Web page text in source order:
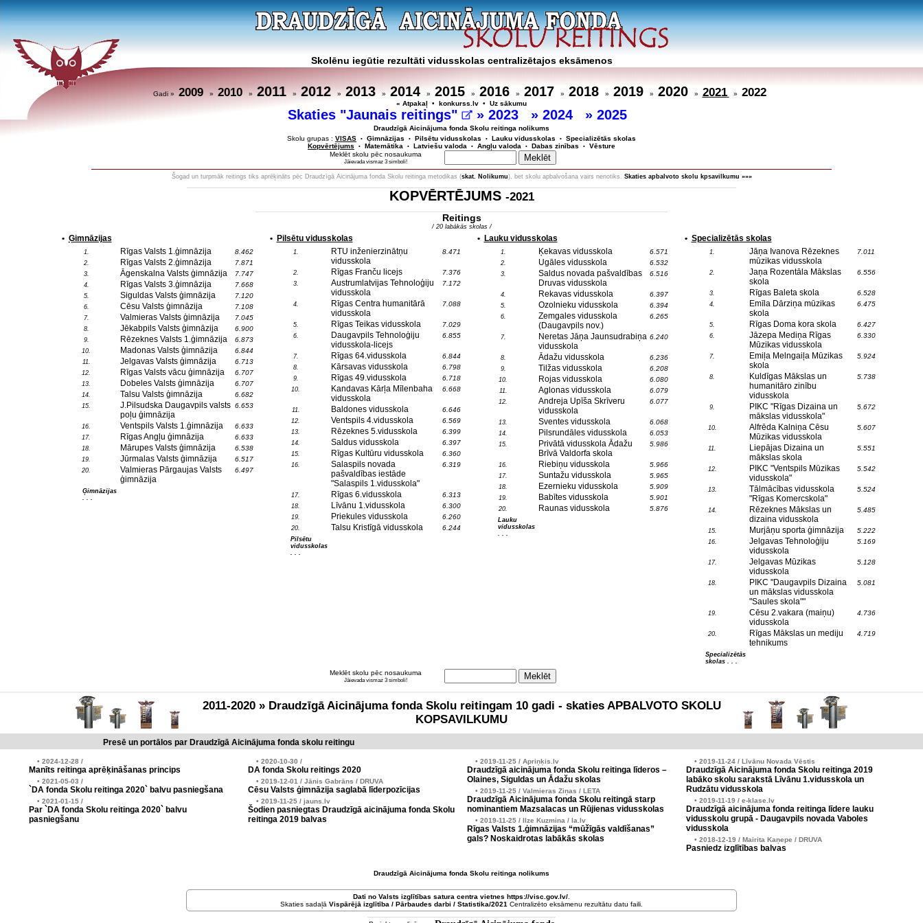
Skolēnu iegūtie rezultāti vidusskolas centralizētajos eksāmenos
Gadi » 2009 » 2010 » 2011 » 2012 » 2013 » 2014 » 2015 » 2016 » 2017 » 2018 » 2019 » 2020 » 2021 » 2022
« Atpakaļ • konkurss.lv • Uz sākumu
Skaties "Jaunais reitings" » 2023 » 2024 » 2025
Draudzīgā Aicinājuma fonda Skolu reitinga nolikums
Skolu grupas : VISAS • Ģimnāzijas • Pilsētu vidusskolas • Lauku vidusskolas • Specializētās skolas
Kopvērtējums
• Matemātika • Latviešu valoda • Angļu valoda • Dabas zinības • Vēsture
Meklēt skolu pēc nosaukuma
Jāievada vismaz 3 simboli!
Šogad un turpmāk reitings tiks aprēķināts pēc Draudzīgā Aicinājuma fonda Skolu reitinga metodikas (skat. Nolikumu), bet skolu apbalvošana vairs nenotiks. Skaties apbalvoto skolu kpsavilkumu »»»
KOPVĒRTĒJUMS -2021
Reitings
/ 20 labākās skolas /
• Ģimnāzijas
1. Rīgas Valsts 1.ģimnāzija 8.462
2. Rīgas Valsts 2.ģimnāzija 7.871
3. Āgenskalna Valsts ģimnāzija 7.747
4. Rīgas Valsts 3.ģimnāzija 7.668
5. Siguldas Valsts ģimnāzija 7.120
6. Cēsu Valsts ģimnāzija 7.108
7. Valmieras Valsts ģimnāzija 7.045
8. Jēkabpils Valsts ģimnāzija 6.900
9. Rēzeknes Valsts 1.ģimnāzija 6.873
10. Madonas Valsts ģimnāzija 6.844
11. Jelgavas Valsts ģimnāzija 6.713
12. Rīgas Valsts vācu ģimnāzija 6.707
13. Dobeles Valsts ģimnāzija 6.707
14. Talsu Valsts ģimnāzija 6.682
15.
J.Pilsudska Daugavpils valsts
poļu ģimnāzija
6.653
16. Ventspils Valsts 1.ģimnāzija 6.633
17. Rīgas Angļu ģimnāzija 6.633
18. Mārupes Valsts ģimnāzija 6.538
19. Jūrmalas Valsts ģimnāzija 6.517
20.
Valmieras Pārgaujas Valsts
ģimnāzija
6.497
Ģimnāzijas
. . .
• Pilsētu vidusskolas
1.
RTU inženierzinātņu
vidusskola
8.471
2. Rīgas Franču licejs 7.376
3.
Austrumlatvijas Tehnoloģiju
vidusskola
7.172
4.
Rīgas Centra humanitārā
vidusskola
7.088
5. Rīgas Teikas vidusskola 7.029
6.
Daugavpils Tehnoloģiju
vidusskola-licejs
6.855
7. Rīgas 64.vidusskola 6.844
8. Kārsavas vidusskola 6.798
9. Rīgas 49.vidusskola 6.718
10.
Kandavas Kārļa Mīlenbaha
vidusskola
6.668
11. Baldones vidusskola 6.646
12. Ventspils 4.vidusskola 6.569
13. Rēzeknes 5.vidusskola 6.399
14. Saldus vidusskola 6.397
15. Rīgas Kultūru vidusskola 6.360
16.
Salaspils novada
pašvaldības iestāde
"Salaspils 1.vidusskola"
6.319
17. Rīgas 6.vidusskola 6.313
18. Līvānu 1.vidusskola 6.300
19. Priekules vidusskola 6.260
20. Talsu Kristīgā vidusskola 6.244
Pilsētu
vidusskolas
. . .
• Lauku vidusskolas
1. Ķekavas vidusskola 6.571
2. Ugāles vidusskola 6.532
3.
Saldus novada pašvaldības
Druvas vidusskola
6.516
4. Rekavas vidusskola 6.397
5. Ozolnieku vidusskola 6.394
6.
Zemgales vidusskola
(Daugavpils nov.)
6.265
7.
Neretas Jāņa Jaunsudrabiņa
vidusskola
6.240
8. Ādažu vidusskola 6.236
9. Tilžas vidusskola 6.208
10. Rojas vidusskola 6.080
11. Aglonas vidusskola 6.079
12.
Andreja Upīša Skrīveru
vidusskola
6.077
13. Sventes vidusskola 6.068
14. Pilsrundāles vidusskola 6.053
15.
Privātā vidusskola Ādažu
Brīvā Valdorfa skola
5.986
16. Riebiņu vidusskola 5.966
17. Suntažu vidusskola 5.965
18. Ezernieku vidusskola 5.909
19. Babītes vidusskola 5.901
20. Raunas vidusskola 5.876
Lauku
vidusskolas
. . .
• Specializētās skolas
1.
Jāņa Ivanova Rēzeknes
mūzikas vidusskola
7.011
2.
Jaņa Rozentāla Mākslas
skola
6.556
3. Rīgas Baleta skola 6.528
4.
Emīla Dārziņa mūzikas
skola
6.475
5. Rīgas Doma kora skola 6.427
6.
Jāzepa Mediņa Rīgas
Mūzikas vidusskola
6.330
7.
Emiļa Melngaiļa Mūzikas
skola
5.924
8.
Kuldīgas Mākslas un
humanitāro zinību
vidusskola
5.738
9.
PIKC "Rīgas Dizaina un
mākslas vidusskola"
5.672
10.
Alfrēda Kalniņa Cēsu
Mūzikas vidusskola
5.607
11.
Liepājas Dizaina un
mākslas skola
5.551
12.
PIKC "Ventspils Mūzikas
vidusskola"
5.542
13.
Tālmācības vidusskola
"Rīgas Komercskola"
5.524
14.
Rēzeknes Mākslas un
dizaina vidusskola
5.485
15. Murjāņu sporta ģimnāzija 5.222
16.
Jelgavas Tehnoloģiju
vidusskola
5.169
17.
Jelgavas Mūzikas
vidusskola
5.128
18.
PIKC "Daugavpils Dizaina
un mākslas vidusskola
"Saules skola""
5.081
19.
Cēsu 2.vakara (maiņu)
vidusskola
4.736
20.
Rīgas Mākslas un mediju
tehnikums
4.719
Specializētās
skolas . . .
Meklēt skolu pēc nosaukuma
Jāievada vismaz 3 simboli!
2011-2020 » Draudzīgā Aicinājuma fonda Skolu reitingam 10 gadi - skaties APBALVOTO SKOLU
KOPSAVILKUMU
Presē un portālos par Draudzīgā Aicinājuma fonda skolu reitingu
• 2024-12-28 /
Manīts reitinga aprēķināšanas princips
• 2021-05-03 /
`DA fonda Skolu reitinga 2020` balvu pasniegšana
• 2021-01-15 /
Par `DA fonda Skolu reitinga 2020` balvu
pasniegšanu
• 2020-10-30 /
DA fonda Skolu reitings 2020
• 2019-12-01 / Jānis Gabrāns / DRUVA
Cēsu Valsts ģimnāzija saglabā līderpozīcijas
• 2019-11-25 / jauns.lv
Šodien pasniegtas Draudzīgā aicinājuma fonda Skolu
reitinga 2019 balvas
• 2019-11-25 / Apriņķis.lv
Draudzīgā aicinājuma fonda Skolu reitinga līderos –
Olaines, Siguldas un Ādažu skolas
• 2019-11-25 / Valmieras Ziņas / LETA
Draudzīgā Aicinājuma fonda Skolu reitingā starp
nominantiem Mazsalacas un Rūjienas vidusskolas
• 2019-11-25 / Ilze Kuzmina / la.lv
Rīgas Valsts 1.ģimnāzijas “mūžīgās valdīšanas”
gals? Noskaidrotas labākās skolas
• 2019-11-24 / Līvānu Novada Vēstis
Draudzīgā Aicinājuma fonda Skolu reitinga 2019
labāko skolu sarakstā Līvānu 1.vidusskola un
Rudzātu vidusskola
• 2019-11-19 / e-klase.lv
Draudzīgā aicinājuma fonda reitinga līdere lauku
vidusskolu grupā - Daugavpils novada Vaboles
vidusskola
• 2018-12-19 / Mairita Kaņepe / DRUVA
Pasniedz izglītības balvas
Draudzīgā Aicinājuma fonda Skolu reitinga nolikums
Dati no Valsts izglītības satura centra vietnes https://visc.gov.lv/
Skaties sadaļā Vispārējā izglītība / Pārbaudes darbi / Statistika/2021 Centralizēto eksāmenu rezultātu datu faili.